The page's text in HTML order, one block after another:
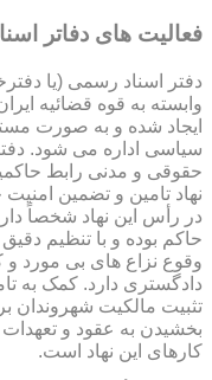
فعالیت های دفاتر
دفتر اسناد رسمی (یا
وابسته به قوه قضائیه
ایجاد شده و به صورت
سیاسی اداره می شود.
حقوقی و مدنی رابط
نهاد تامین و تضمین
در رأس این نهاد شخصاً
حاکم بوده و با تنظیم
وقوع نزاع های بی مورد
دادگستری دارد. کمک به
تثبیت مالکیت شهروندان
بخشیدن به عقود و
کارهای این نهاد است.